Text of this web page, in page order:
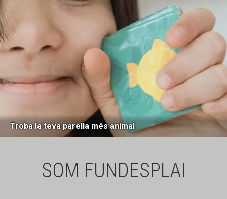
Troba la teva parella més animal
SOM FUNDESPLAI